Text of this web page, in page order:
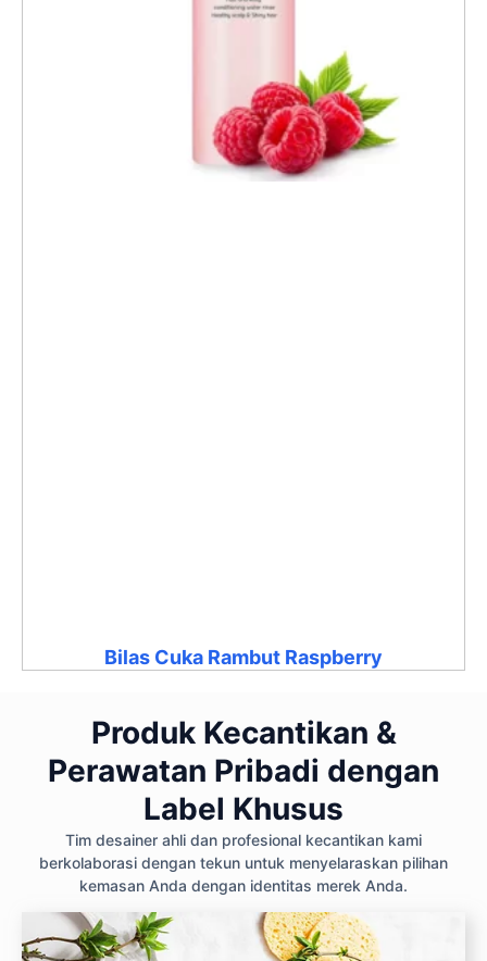
Bilas Cuka Rambut Raspberry
Produk Kecantikan &
Perawatan Pribadi dengan
Label Khusus
Tim desainer ahli dan profesional kecantikan kami
berkolaborasi dengan tekun untuk menyelaraskan pilihan
kemasan Anda dengan identitas merek Anda.